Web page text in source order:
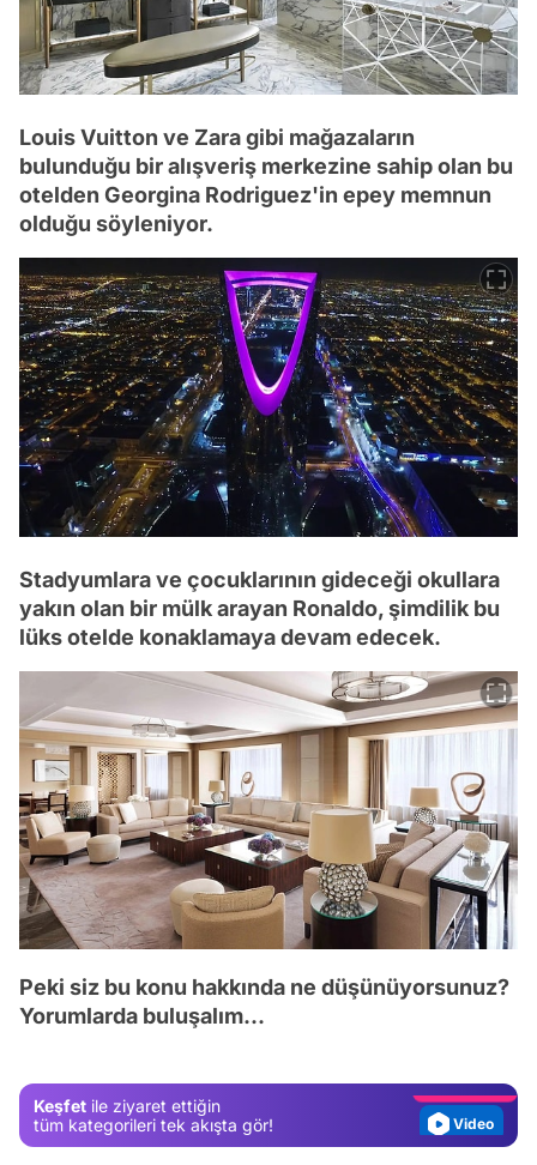
Louis Vuitton ve Zara gibi mağazaların
bulunduğu bir alışveriş merkezine sahip olan bu
otelden Georgina Rodriguez'in epey memnun
olduğu söyleniyor.
Stadyumlara ve çocuklarının gideceği okullara
yakın olan bir mülk arayan Ronaldo, şimdilik bu
lüks otelde konaklamaya devam edecek.
Peki siz bu konu hakkında ne düşünüyorsunuz?
Yorumlarda buluşalım...
Keşfet ile ziyaret ettiğin
tüm kategorileri tek akışta gör!
Test
Video